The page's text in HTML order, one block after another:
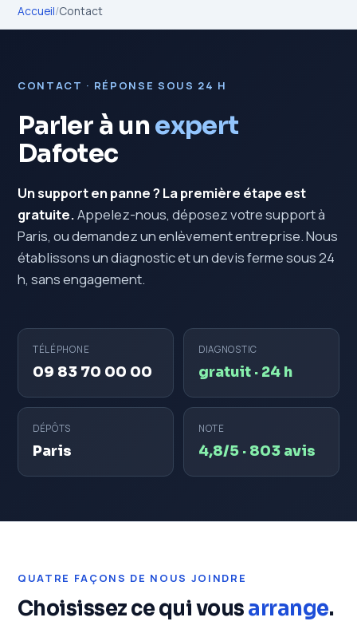
Accueil/Contact
CONTACT · RÉPONSE SOUS 24 H
Parler à unexpert
Dafotec
Un support en panne ? La première étape est
gratuite.Appelez-nous, déposez votre support à
Paris, ou demandez un enlèvement entreprise. Nous
établissons un diagnostic et un devis ferme sous 24
h, sans engagement.
TÉLÉPHONE
09 83 70 00 00
DIAGNOSTIC
gratuit · 24 h
DÉPÔTS
Paris
NOTE
4,8/5 · 803 avis
QUATRE FAÇONS DE NOUS JOINDRE
Choisissez ce qui vousarrange.